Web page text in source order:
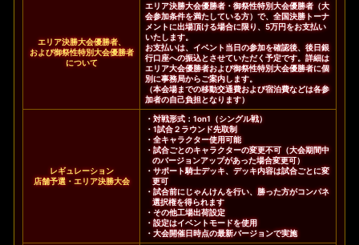
エリア決勝大会優勝者、
および御祭性特別大会優勝者
について
エリア決勝大会優勝者・御祭性特別大会優勝者（大
会参加条件を満たしている方）で、全国決勝トーナ
メントに出場頂ける場合に限り、5万円をお支払い
いたします。
お支払いは、イベント当日の参加を確認後、後日銀
行口座への振込とさせていただく予定です。詳細は
エリア大会優勝者および御祭性特別大会優勝者に個
別に事務局からご案内します。
（本会場までの移動交通費および宿泊費などは各参
加者の自己負担となります）
レギュレーション
店舗予選・エリア決勝大会
・対戦形式：1on1（シングル戦）
・1試合２ラウンド先取制
・全キャラクター使用可能
・試合ごとのキャラクターの変更不可（大会期間中
のバージョンアップがあった場合変更可）
・サポート騎士デッキ、デッキ内容は試合ごとに変
更可
・試合前にじゃんけんを行い、勝った方がコンパネ
選択権を得られます
・その他工場出荷設定
・設定はイベントモードを使用
・大会開催日時点の最新バージョンで実施